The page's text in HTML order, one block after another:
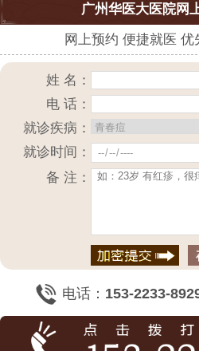
广州华医大医院网
网上预约 便捷就医
姓 名：
电 话：
就诊疾病：
就诊时间：
备 注：
电话： 153-2233-